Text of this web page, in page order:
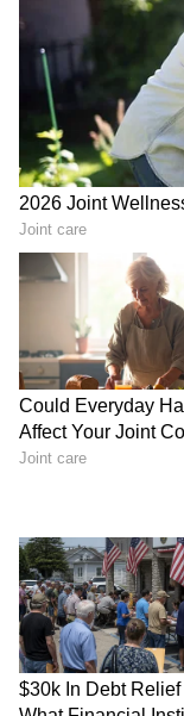
ಸೇರಿತ್ತು.
ವಿಶೇಷವೆಂದರೆ,
ಇಂಡಿಯನ್
(ಪ್ರಸ್ತುತ ಡೆಲ್ಲಿ
ಭಾರತೀಯ ಕ್ರಿಕೆಟ್
ಯಾರ್ಕ್‌ಶೈರ್
ದೀರ್ಘಕಾಲ